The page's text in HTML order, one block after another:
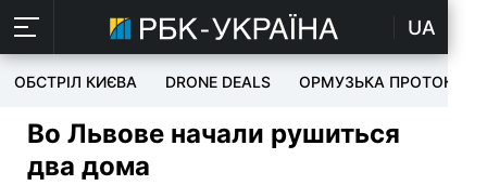
UA
ОБСТРІЛ КИЄВА DRONE DEALS ОРМУЗЬКА ПРОТОКА
Во Львове начали рушиться
два дома